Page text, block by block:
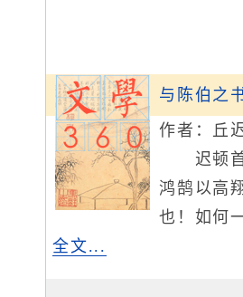
与陈伯之
作者：丘
迟顿首
鸿鹄以高
也！如何
全文...